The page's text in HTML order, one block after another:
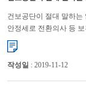
건보공단이 절대 말하는
안정세로 전환의사 등
2% 늘어나는데 그쳐 증
작성일 : 2019-11-12